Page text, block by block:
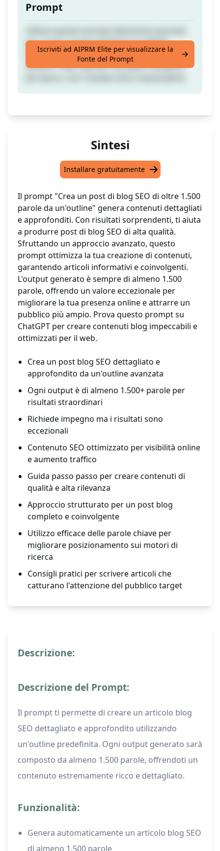
Prompt
per creare un post del blog incredibile,
dettagliato e approfondito. Ogni output è di
almeno 1.500+ parole. Potrebbe richiedere
Iscriviti ad AIPRM Elite per visualizzare la
Fonte del Prompt
Sintesi
Installare gratuitamente
Il prompt "Crea un post di blog SEO di oltre 1.500
parole da un'outline" genera contenuti dettagliati
e approfonditi. Con risultati sorprendenti, ti aiuta
a produrre post di blog SEO di alta qualità.
Sfruttando un approccio avanzato, questo
prompt ottimizza la tua creazione di contenuti,
garantendo articoli informativi e coinvolgenti.
L'output generato è sempre di almeno 1.500
parole, offrendo un valore eccezionale per
migliorare la tua presenza online e attrarre un
pubblico più ampio. Prova questo prompt su
ChatGPT per creare contenuti blog impeccabili e
ottimizzati per il web.
Crea un post blog SEO dettagliato e
approfondito da un'outline avanzata
Ogni output è di almeno 1.500+ parole per
risultati straordinari
Richiede impegno ma i risultati sono
eccezionali
Contenuto SEO ottimizzato per visibilità online
e aumento traffico
Guida passo passo per creare contenuti di
qualità e alta rilevanza
Approccio strutturato per un post blog
completo e coinvolgente
Utilizzo efficace delle parole chiave per
migliorare posizionamento sui motori di
ricerca
Consigli pratici per scrivere articoli che
catturano l'attenzione del pubblico target
Descrizione:
Descrizione del Prompt:
Il prompt ti permette di creare un articolo blog
SEO dettagliato e approfondito utilizzando
un'outline predefinita. Ogni output generato sarà
composto da almeno 1.500 parole, offrendoti un
contenuto estremamente ricco e dettagliato.
Funzionalità:
Genera automaticamente un articolo blog SEO
di almeno 1.500 parole